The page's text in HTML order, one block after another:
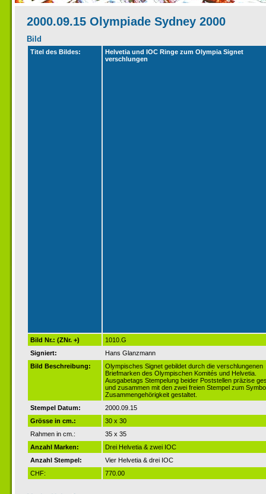
2000.09.15 Olympiade Sydney 2000
Bild
Titel des Bildes:
Helvetia und IOC Ringe zum Olympia Signet
verschlungen
Bild Nr.: (ZNr. +)
1010.G
Signiert:
Hans Glanzmann
Bild Beschreibung:
Olympisches Signet gebildet durch die verschlungenen
Briefmarken des Olympischen Komités und Helvetia.
Ausgabetags Stempelung beider Poststellen präzise
und zusammen mit den zwei freien Stempel zum
Zusammengehörigkeit gestaltet.
Stempel Datum:
2000.09.15
Grösse in cm.:
30 x 30
Rahmen in cm.:
35 x 35
Anzahl Marken:
Drei Helvetia & zwei IOC
Anzahl Stempel:
Vier Helvetia & drei IOC
CHF:
770.00